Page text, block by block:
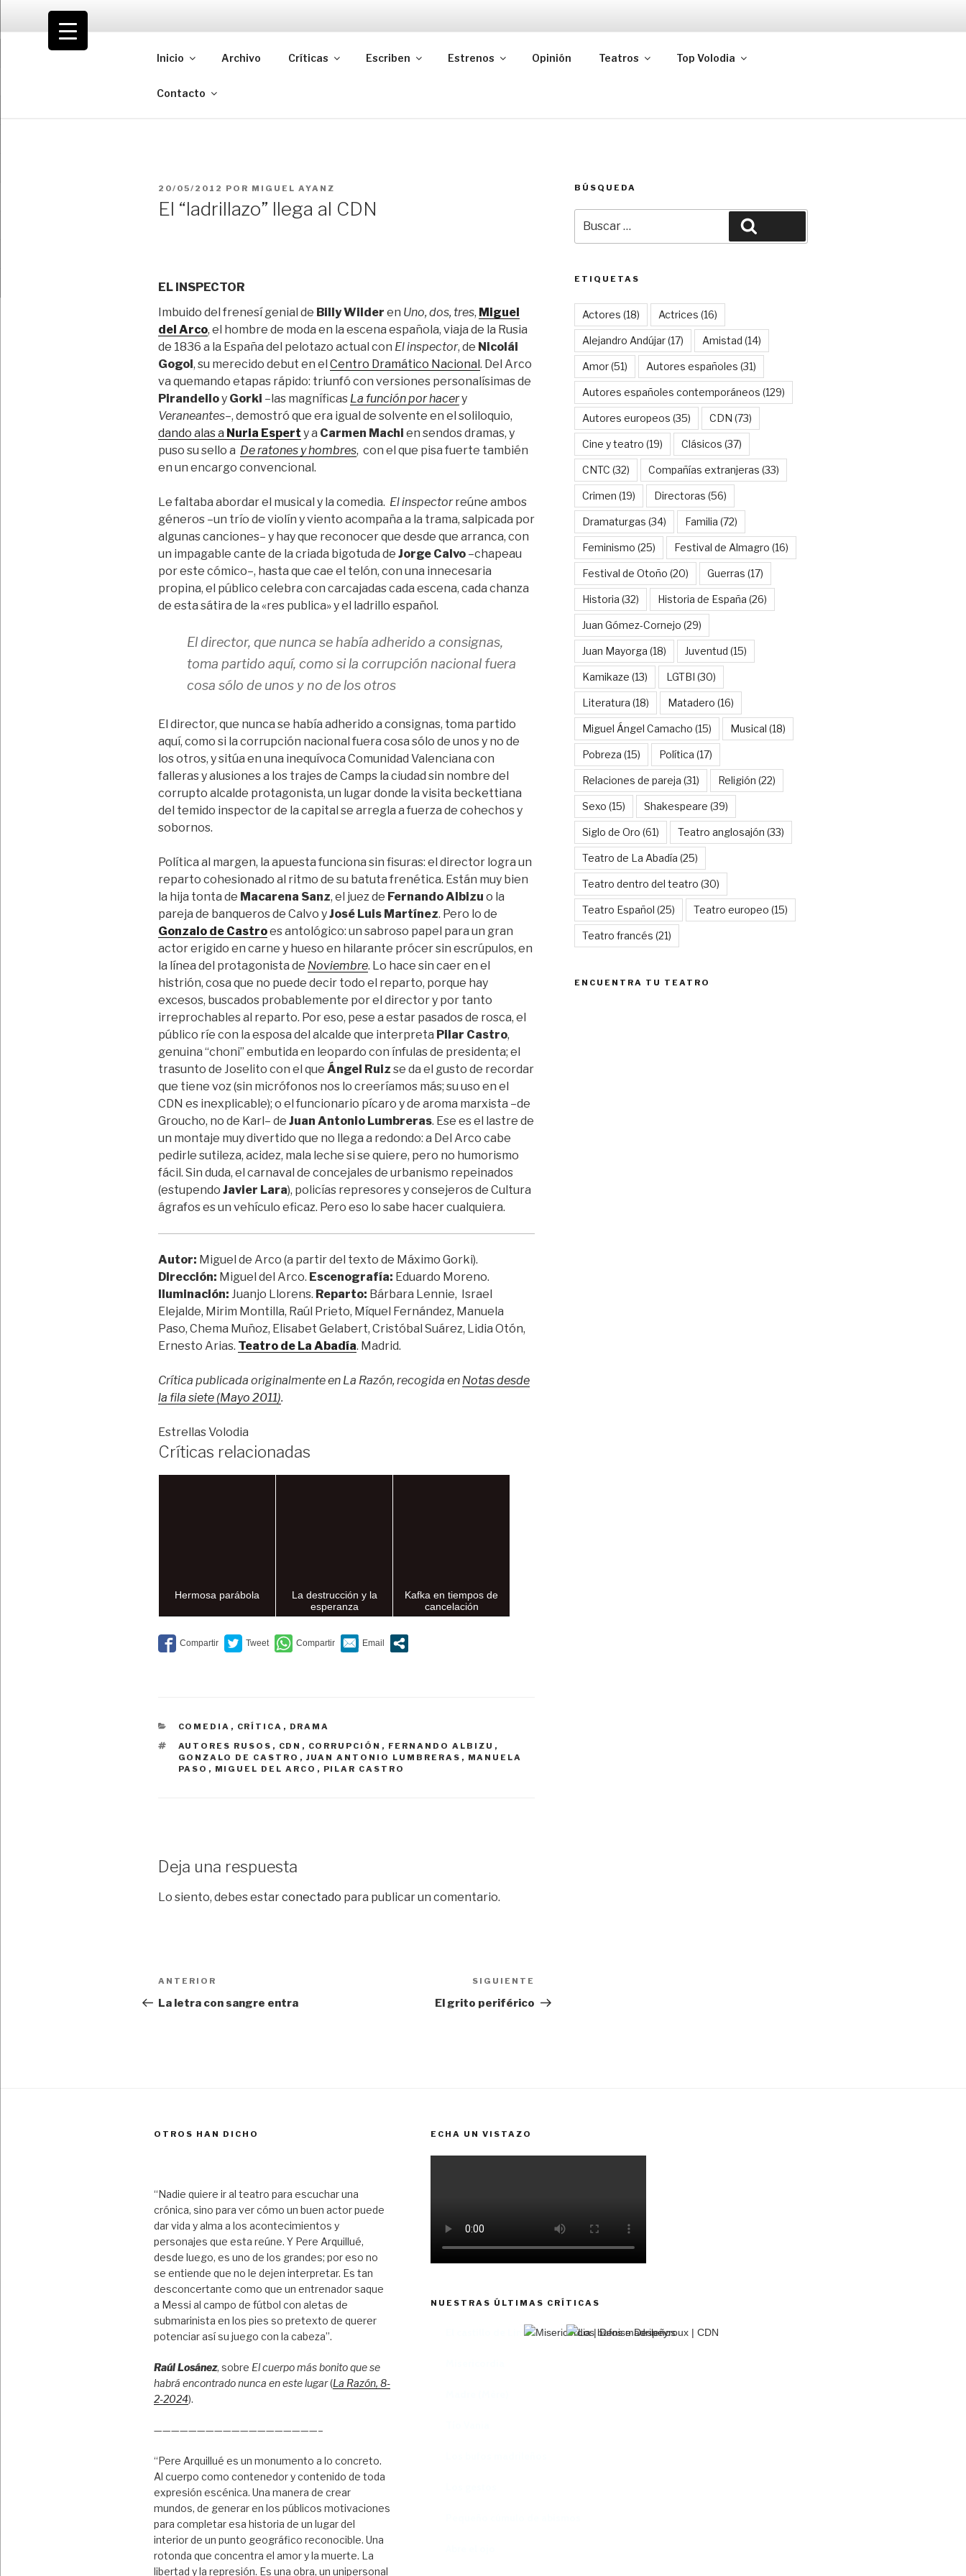
contenido
VOLODIA
Inicio Archivo Críticas Escriben Estrenos Opinión Teatros Top Volodia
Contacto
PUBLICADO
20/05/2012 POR MIGUEL AYANZ
El “ladrillazo” llega al CDN
EL INSPECTOR
Imbuido del frenesí genial de Billy Wilder en Uno, dos, tres, Miguel
del Arco, el hombre de moda en la escena española, viaja de la Rusia
de 1836 a la España del pelotazo actual con El inspector, de Nicolái
Gogol , su merecido debut en el Centro Dramático Nacional . Del Arco
va quemando etapas rápido: triunfó con versiones personalísimas de
Pirandelloy Gorki –las magníficas La función por hacery
Veraneantes–, demostró que era igual de solvente en el soliloquio,
dando alas a Nuria Espert y a Carmen Machi en sendos dramas, y
puso su sello a De ratones y hombres, con el que pisa fuerte también
en un encargo convencional.
Le faltaba abordar el musical y la comedia. El inspectorreúne ambos
géneros –un trío de violín y viento acompaña a la trama, salpicada por
algunas canciones– y hay que reconocer que desde que arranca, con
un impagable cante de la criada bigotuda de Jorge Calvo –chapeau
por este cómico–, hasta que cae el telón, con una innecesaria
propina, el público celebra con carcajadas cada escena, cada chanza
de esta sátira de la «res publica» y el ladrillo español.
El director, que nunca se había adherido a consignas,
toma partido aquí, como si la corrupción nacional fuera
cosa sólo de unos y no de los otros
El director, que nunca se había adherido a consignas, toma partido
aquí, como si la corrupción nacional fuera cosa sólo de unos y no de
los otros, y sitúa en una inequívoca Comunidad Valenciana con
falleras y alusiones a los trajes de Camps la ciudad sin nombre del
corrupto alcalde protagonista, un lugar donde la visita beckettiana
del temido inspector de la capital se arregla a fuerza de cohechos y
sobornos.
Política al margen, la apuesta funciona sin fisuras: el director logra un
reparto cohesionado al ritmo de su batuta frenética. Están muy bien
la hija tonta de Macarena Sanz, el juez de Fernando Albizu o la
pareja de banqueros de Calvo yJosé Luis Martínez. Pero lo de
Gonzalo de Castroes antológico: un sabroso papel para un gran
actor erigido en carne y hueso en hilarante prócer sin escrúpulos, en
la línea del protagonista de Noviembre. Lo hace sin caer en el
histrión, cosa que no puede decir todo el reparto, porque hay
excesos, buscados probablemente por el director y por tanto
irreprochables al reparto. Por eso, pese a estar pasados de rosca, el
público ríe con la esposa del alcalde que interpreta Pilar Castro,
genuina “choni” embutida en leopardo con ínfulas de presidenta; el
trasunto de Joselito con el que Ángel Ruiz se da el gusto de recordar
que tiene voz (sin micrófonos nos lo creeríamos más; su uso en el
CDN es inexplicable); o el funcionario pícaro y de aroma marxista –de
Groucho, no de Karl– de Juan Antonio Lumbreras. Ese es el lastre de
un montaje muy divertido que no llega a redondo: a Del Arco cabe
pedirle sutileza, acidez, mala leche si se quiere, pero no humorismo
fácil. Sin duda, el carnaval de concejales de urbanismo repeinados
(estupendo Javier Lara), policías represores y consejeros de Cultura
ágrafos es un vehículo eficaz. Pero eso lo sabe hacer cualquiera.
Autor: Miguel de Arco (a partir del texto de Máximo Gorki).
Dirección: Miguel del Arco. Escenografía: Eduardo Moreno.
Iluminación: Juanjo Llorens. Reparto: Bárbara Lennie, Israel
Elejalde, Mirim Montilla, Raúl Prieto, Míquel Fernández, Manuela
Paso, Chema Muñoz, Elisabet Gelabert, Cristóbal Suárez, Lidia Otón,
Ernesto Arias. Teatro de La Abadía. Madrid.
Crítica publicada originalmente en La Razón, recogida en Notas desde
la fila siete (Mayo 2011).
Estrellas Volodia
Críticas relacionadas
Hermosa parábola
La destrucción y la
esperanza
Kafka en tiempos de
cancelación
CATEGORÍAS
COMEDIA , CRÍTICA , DRAMA
ETIQUETAS
AUTORES RUSOS , CDN , CORRUPCIÓN , FERNANDO ALBIZU ,
GONZALO DE CASTRO , JUAN ANTONIO LUMBRERAS , MANUELA
PASO , MIGUEL DEL ARCO , PILAR CASTRO
Deja una respuesta
Lo siento, debes estarconectado para publicar un comentario.
Navegación
de
Entrada
anterior:
ANTERIOR
La letra con sangre entra
entrada
SIGUIENTE
El grito periférico
BÚSQUEDA
por:
ETIQUETAS
Actores (18) Actrices (16)
Alejandro Andújar(17) Amistad (14)
Amor(51) Autores españoles (31)
Autores españoles contemporáneos (129)
Autores europeos (35) CDN (73)
Cine y teatro (19) Clásicos (37)
CNTC (32) Compañías extranjeras (33)
Crimen (19) Directoras (56)
Dramaturgas (34) Familia (72)
Feminismo (25) Festival de Almagro (16)
Festival de Otoño (20) Guerras (17)
Historia (32) Historia de España (26)
Juan Gómez-Cornejo (29)
Juan Mayorga (18) Juventud (15)
Kamikaze (13) LGTBI (30)
Literatura (18) Matadero (16)
Miguel Ángel Camacho (15) Musical (18)
Pobreza (15) Política (17)
Relaciones de pareja (31) Religión (22)
Sexo (15) Shakespeare (39)
Siglo de Oro (61) Teatro anglosajón (33)
Teatro de La Abadía (25)
Teatro dentro del teatro (30)
Teatro Español (25) Teatro europeo (15)
Teatro francés (21)
ENCUENTRA TU TEATRO
OTROS HAN DICHO
“Nadie quiere ir al teatro para escuchar una
crónica, sino para ver cómo un buen actor puede
dar vida y alma a los acontecimientos y
personajes que esta reúne. Y Pere Arquillué,
desde luego, es uno de los grandes; por eso no
se entiende que no le dejen interpretar. Es tan
desconcertante como que un entrenador saque
a Messi al campo de fútbol con aletas de
submarinista en los pies so pretexto de querer
potenciar así su juego con la cabeza”.
Raúl Losánez, sobre El cuerpo más bonito que se
habrá encontrado nunca en este lugar(La Razón, 8-
2-2024).
———————————————————–
“Pere Arquillué es un monumento a lo concreto.
Al cuerpo como contenedor y contenido de toda
expresión escénica. Una manera de crear
mundos, de generar en los públicos motivaciones
para completar esa historia de un lugar del
interior de un punto geográfico reconocible. Una
rotonda que concentra el amor y la muerte. La
libertad y la represión. Es una obra, un unipersonal
ECHA UN VISTAZO
NUESTRAS ÚLTIMAS CRÍTICAS
El castillo de Lindabridis